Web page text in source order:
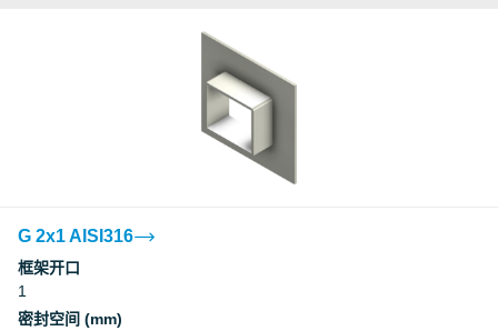
CCS
G 2x1 AISI316
框架开口
1
密封空间 (mm)